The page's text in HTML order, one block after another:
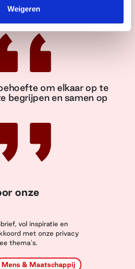
Weigeren
om elkaar op te
begrijpen en samen op
onze
vol inspiratie en
met onze privacy
thema's.
Mens & Maatschappij